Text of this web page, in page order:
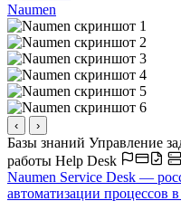
Naumen
‹ ›
Базы знаний Управление
работы Help Desk
Naumen Service Desk —
автоматизации процессов